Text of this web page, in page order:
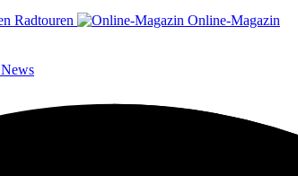
Radtouren Online-Magazin
News